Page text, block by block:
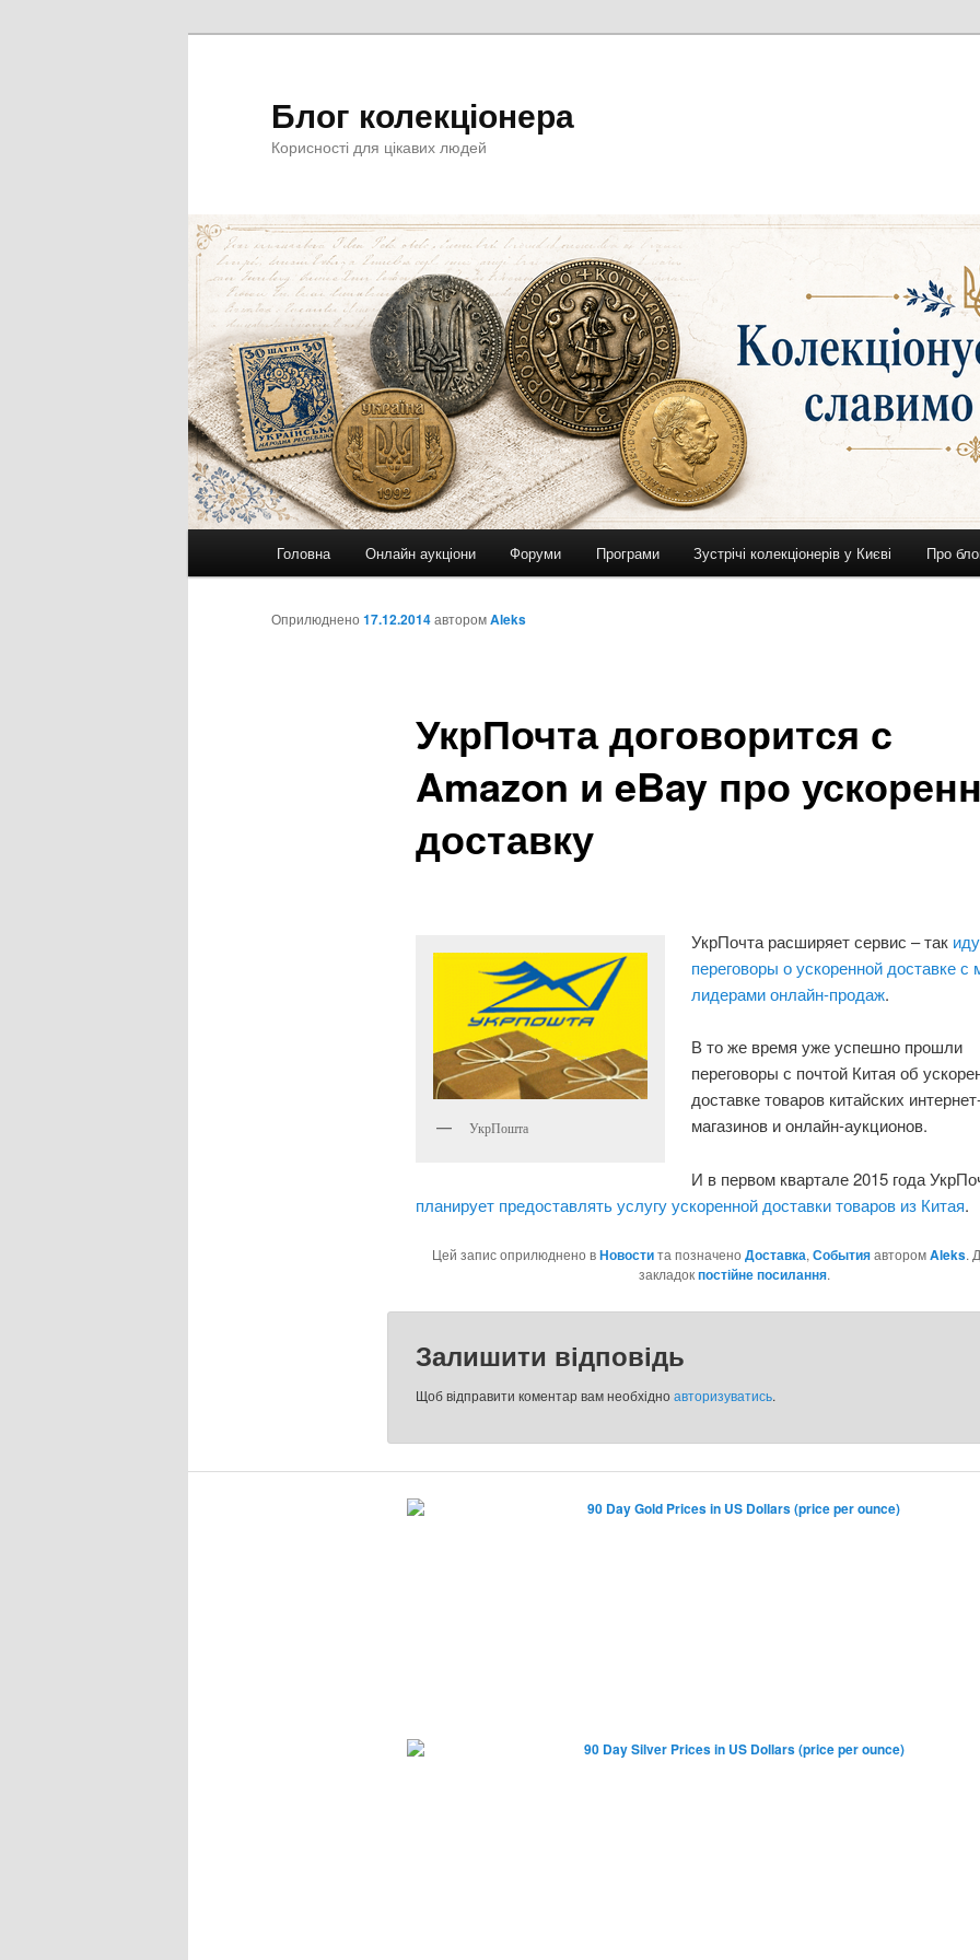
Блог колекціонера
Корисності для цікавих людей
Головна Онлайн аукціони Форуми Програми Зустрічі колекціонерів у Києві Про
УкрПочта договорится с
Amazon и eBay про
доставку
Оприлюднено 17.12.2014авторомAleks
УкрПошта
УкрПочта расширяет сервис – так
переговоры о ускоренной доставке
лидерами онлайн-продаж.
В то же время уже успешно прошли
переговоры с почтой Китая об
доставке товаров китайских
магазинов и онлайн-аукционов.
И в первом квартале 2015 года
планирует предоставлять услугу ускоренной доставки товаров из Китая.
Цей запис оприлюднено вНовостита позначеноДоставка,СобытияавторомAleks.
закладокпостійне посилання.
Залишити відповідь
Щоб відправити коментар вам необхідноавторизуватись.